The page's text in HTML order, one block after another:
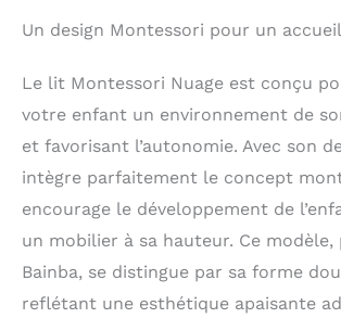
10-12 cm
enfants dès
environ, ,
faire la
berceau au lit
Lit bas
méthode
conçu pour
l’autonomie et
de mouvement
plus jeune
Un design Montessori pour un
Le lit Montessori Nuage est conçu
votre enfant un environnement de
et favorisant l’autonomie. Avec son
intègre parfaitement le concept
encourage le développement de
un mobilier à sa hauteur. Ce modèle,
Bainba, se distingue par sa forme
reflétant une esthétique apaisante